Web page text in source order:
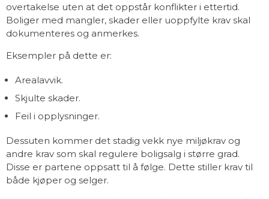
overtakelse uten at det oppstår konflikter i ettertid.
Boliger med mangler, skader eller uoppfylte krav skal
dokumenteres og anmerkes.
Eksempler på dette er:
Arealavvik.
Skjulte skader.
Feil i opplysninger.
Dessuten kommer det stadig vekk nye miljøkrav og
andre krav som skal regulere boligsalg i større grad.
Disse er partene oppsatt til å følge. Dette stiller krav til
både kjøper og selger.